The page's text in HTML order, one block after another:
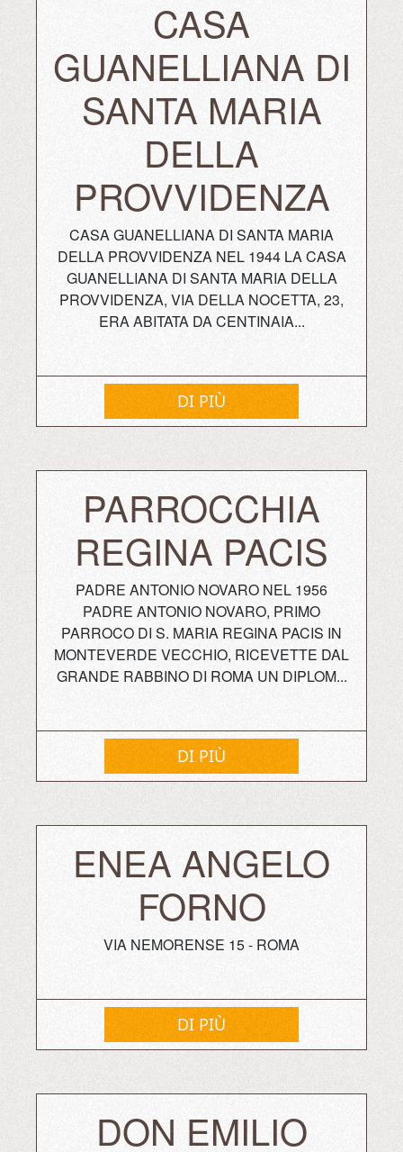
CASA
GUANELLIANA DI
SANTA MARIA
DELLA
PROVVIDENZA
CASA GUANELLIANA DI SANTA MARIA
DELLA PROVVIDENZA NEL 1944 LA CASA
GUANELLIANA DI SANTA MARIA DELLA
PROVVIDENZA, VIA DELLA NOCETTA, 23,
ERA ABITATA DA CENTINAIA...
DI PIÙ
PARROCCHIA
REGINA PACIS
PADRE ANTONIO NOVARO NEL 1956
PADRE ANTONIO NOVARO, PRIMO
PARROCO DI S. MARIA REGINA PACIS IN
MONTEVERDE VECCHIO, RICEVETTE DAL
GRANDE RABBINO DI ROMA UN DIPLOM...
DI PIÙ
ENEA ANGELO
FORNO
VIA NEMORENSE 15 - ROMA
DI PIÙ
DON EMILIO